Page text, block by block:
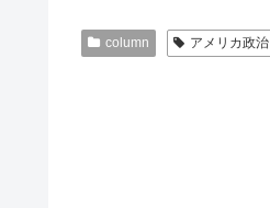
column アメリカ政治